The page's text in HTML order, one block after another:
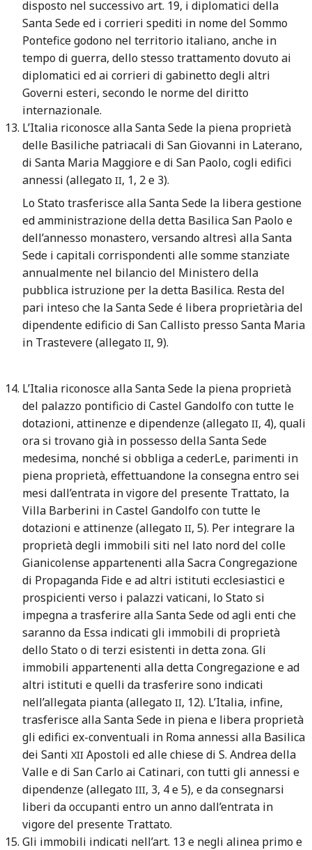
disposto nel successivo art. 19, i diplomatici della
Santa Sede ed i corrieri spediti in nome del Sommo
Pontefice godono nel territorio italiano, anche in
tempo di guerra, dello stesso trattamento dovuto ai
diplomatici ed ai corrieri di gabinetto degli altri
Governi esteri, secondo le norme del diritto
internazionale.
L’Italia riconosce alla Santa Sede la piena proprietà
delle Basiliche patriacali di San Giovanni in Laterano,
di Santa Maria Maggiore e di San Paolo, cogli edifici
annessi (allegato II, 1, 2 e 3).
Lo Stato trasferisce alla Santa Sede la libera gestione
ed amministrazione della detta Basilica San Paolo e
dell’annesso monastero, versando altresì alla Santa
Sede i capitali corrispondenti alle somme stanziate
annualmente nel bilancio del Ministero della
pubblica istruzione per la detta Basilica. Resta del
pari inteso che la Santa Sede é libera proprietària del
dipendente edificio di San Callisto presso Santa Maria
in Trastevere (allegato II, 9).
L’Italia riconosce alla Santa Sede la piena proprietà
del palazzo pontificio di Castel Gandolfo con tutte le
dotazioni, attinenze e dipendenze (allegato II, 4), quali
ora si trovano già in possesso della Santa Sede
medesima, nonché si obbliga a cederLe, parimenti in
piena proprietà, effettuandone la consegna entro sei
mesi dall’entrata in vigore del presente Trattato, la
Villa Barberini in Castel Gandolfo con tutte le
dotazioni e attinenze (allegato II, 5). Per integrare la
proprietà degli immobili siti nel lato nord del colle
Gianicolense appartenenti alla Sacra Congregazione
di Propaganda Fide e ad altri istituti ecclesiastici e
prospicienti verso i palazzi vaticani, lo Stato si
impegna a trasferire alla Santa Sede od agli enti che
saranno da Essa indicati gli immobili di proprietà
dello Stato o di terzi esistenti in detta zona. Gli
immobili appartenenti alla detta Congregazione e ad
altri istituti e quelli da trasferire sono indicati
nell’allegata pianta (allegato II, 12). L’Italia, infine,
trasferisce alla Santa Sede in piena e libera proprietà
gli edifici ex-conventuali in Roma annessi alla Basilica
dei Santi XII Apostoli ed alle chiese di S. Andrea della
Valle e di San Carlo ai Catinari, con tutti gli annessi e
dipendenze (allegato III, 3, 4 e 5), e da consegnarsi
liberi da occupanti entro un anno dall’entrata in
vigore del presente Trattato.
Gli immobili indicati nell’art. 13 e negli alinea primo e